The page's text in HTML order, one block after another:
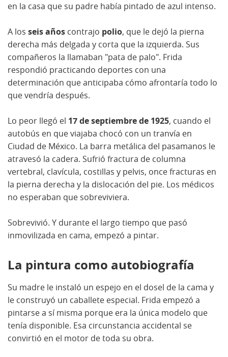
en la casa que su padre había pintado de azul intenso.
A los seis años contrajo polio, que le dejó la pierna
derecha más delgada y corta que la izquierda. Sus
compañeros la llamaban "pata de palo". Frida
respondió practicando deportes con una
determinación que anticipaba cómo afrontaría todo lo
que vendría después.
Lo peor llegó el 17 de septiembre de 1925, cuando el
autobús en que viajaba chocó con un tranvía en
Ciudad de México. La barra metálica del pasamanos le
atravesó la cadera. Sufrió fractura de columna
vertebral, clavícula, costillas y pelvis, once fracturas en
la pierna derecha y la dislocación del pie. Los médicos
no esperaban que sobreviviera.
Sobrevivió. Y durante el largo tiempo que pasó
inmovilizada en cama, empezó a pintar.
La pintura como autobiografía
Su madre le instaló un espejo en el dosel de la cama y
le construyó un caballete especial. Frida empezó a
pintarse a sí misma porque era la única modelo que
tenía disponible. Esa circunstancia accidental se
convirtió en el motor de toda su obra.